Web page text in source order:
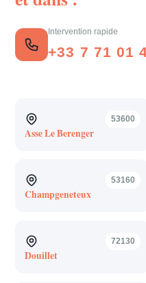
Intervention rapide
+33 7 71 01
53600
Asse Le Berenger
53160
Champgeneteux
72130
Douillet